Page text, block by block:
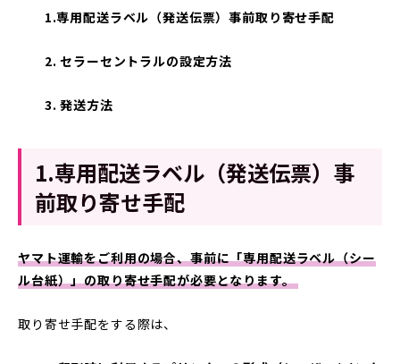
1.専用配送ラベル（発送伝票）事前取り寄せ手配
2. セラーセントラルの設定方法
3. 発送方法
1.専用配送ラベル（発送伝票）事
前取り寄せ手配
ヤマト運輸をご利用の場合、事前に「専用配送ラベル（シー
ル台紙）」の取り寄せ手配が必要となります。
取り寄せ手配をする際は、